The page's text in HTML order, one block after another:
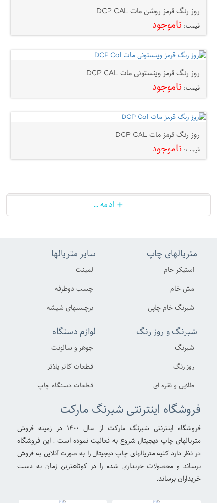
روز رنگ قرمز روشن مات DCP CAL
قیمت : ناموجود
روز رنگ قرمز وینستونی مات DCP CAL
قیمت : ناموجود
روز رنگ قرمز مات DCP CAL
قیمت : ناموجود
+ ادامه ...
متریالهای چاپ
استیکر خام
مش خام
شبرنگ خام چاپی
سایر متریالها
لمینت
چسب دوطرفه
برچسبهای شیشه
شبرنگ و روز رنگ
شبرنگ
روز رنگ
طلایی و نقره ای
لوازم دستگاه
جوهر و سالونت
قطعات کاتر پلاتر
قطعات دستگاه چاپ
فروشگاه اینترنتی شبرنگ مارکت
فروشگاه اینترنتی شبرنگ مارکت از سال ۱۴۰۰ در زمینه فروش
متریالهای چاپ دیجیتال شروع به فعالیت نموده است . این فروشگاه
در نظر دارد کلیه متریالهای چاپ دیجیتال را به صورت آنلاین به فروش
برساند و محصولات خریداری شده را در کوتاهترین زمان به دست
خریداران برساند.